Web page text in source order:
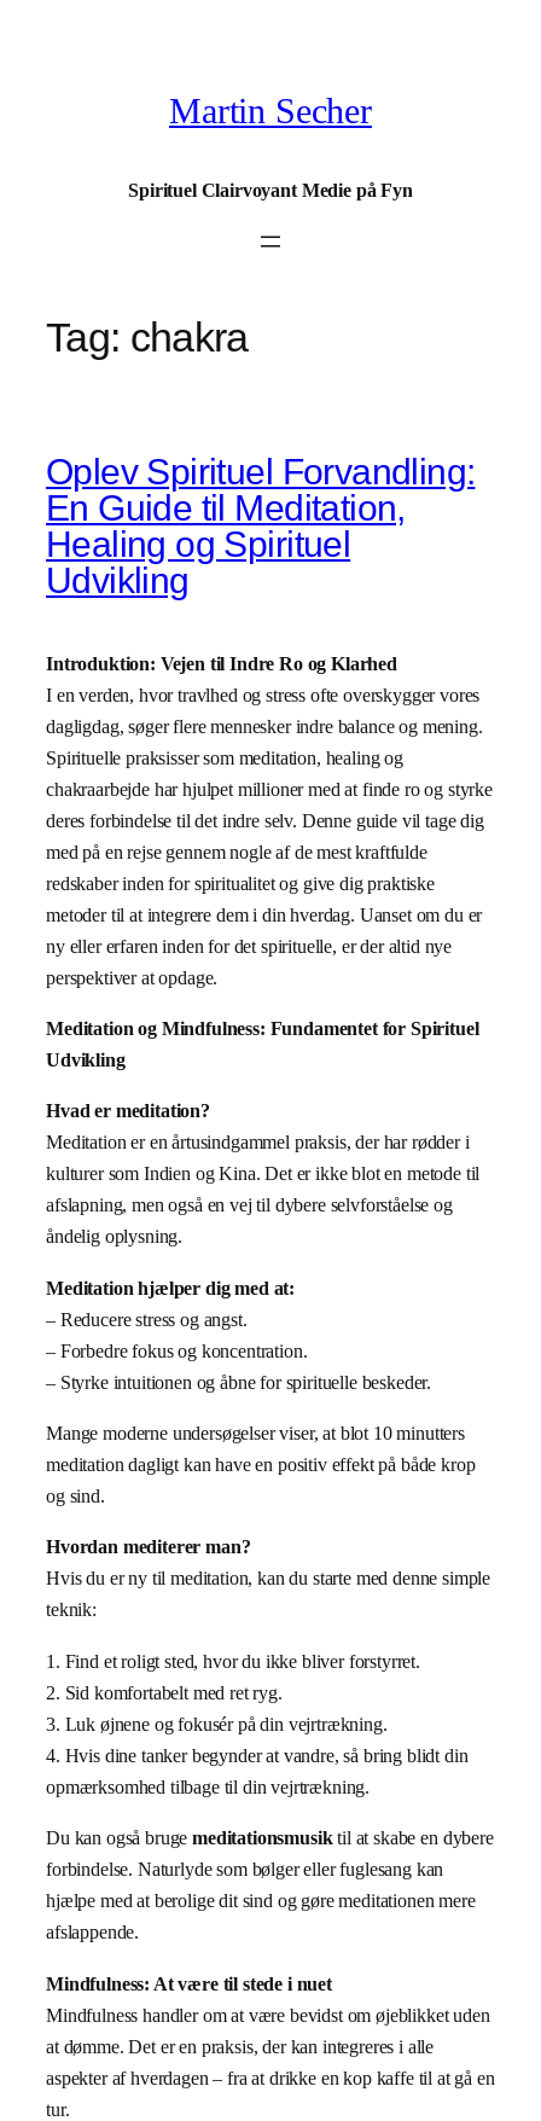
Martin Secher
Spirituel Clairvoyant Medie på Fyn
Tag: chakra
Oplev Spirituel Forvandling:
En Guide til Meditation,
Healing og Spirituel
Udvikling
Introduktion: Vejen til Indre Ro og Klarhed
I en verden, hvor travlhed og stress ofte overskygger vores
dagligdag, søger flere mennesker indre balance og mening.
Spirituelle praksisser som meditation, healing og
chakraarbejde har hjulpet millioner med at finde ro og styrke
deres forbindelse til det indre selv. Denne guide vil tage dig
med på en rejse gennem nogle af de mest kraftfulde
redskaber inden for spiritualitet og give dig praktiske
metoder til at integrere dem i din hverdag. Uanset om du er
ny eller erfaren inden for det spirituelle, er der altid nye
perspektiver at opdage.
Meditation og Mindfulness: Fundamentet for Spirituel
Udvikling
Hvad er meditation?
Meditation er en årtusindgammel praksis, der har rødder i
kulturer som Indien og Kina. Det er ikke blot en metode til
afslapning, men også en vej til dybere selvforståelse og
åndelig oplysning.
Meditation hjælper dig med at:
– Reducere stress og angst.
– Forbedre fokus og koncentration.
– Styrke intuitionen og åbne for spirituelle beskeder.
Mange moderne undersøgelser viser, at blot 10 minutters
meditation dagligt kan have en positiv effekt på både krop
og sind.
Hvordan mediterer man?
Hvis du er ny til meditation, kan du starte med denne simple
teknik:
1. Find et roligt sted, hvor du ikke bliver forstyrret.
2. Sid komfortabelt med ret ryg.
3. Luk øjnene og fokusér på din vejrtrækning.
4. Hvis dine tanker begynder at vandre, så bring blidt din
opmærksomhed tilbage til din vejrtrækning.
Du kan også brugemeditationsmusiktil at skabe en dybere
forbindelse. Naturlyde som bølger eller fuglesang kan
hjælpe med at berolige dit sind og gøre meditationen mere
afslappende.
Mindfulness: At være til stede i nuet
Mindfulness handler om at være bevidst om øjeblikket uden
at dømme. Det er en praksis, der kan integreres i alle
aspekter af hverdagen – fra at drikke en kop kaffe til at gå en
tur.